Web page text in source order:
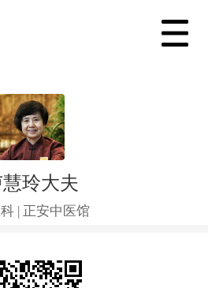
慧玲大夫
| 正安中医馆